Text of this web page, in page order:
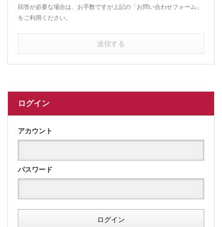
回答が必要な場合は、お手数ですが上記の「お問い合わせフォーム」
をご利用ください。
送信する
ログイン
アカウント
パスワード
ログイン